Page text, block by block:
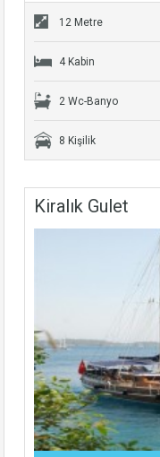
12 Metre
4 Kabin
2 Wc-Banyo
8 Kişilik
Kiralık Gulet